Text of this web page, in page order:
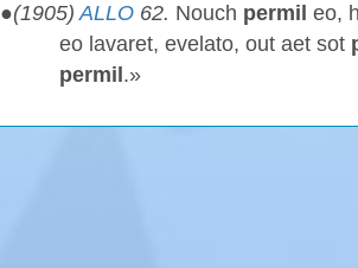
●(1905)ALLO 62. Nouch permil eo,
eo lavaret, evelato, out aet sot
permil .»